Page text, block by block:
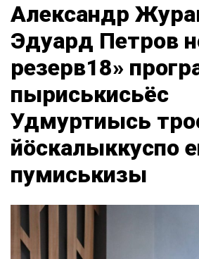
Александр
Эдуард Петров
резерв18»
пыриськисьёс
Удмуртиысь
йӧскалыккуспо
пумиськизы